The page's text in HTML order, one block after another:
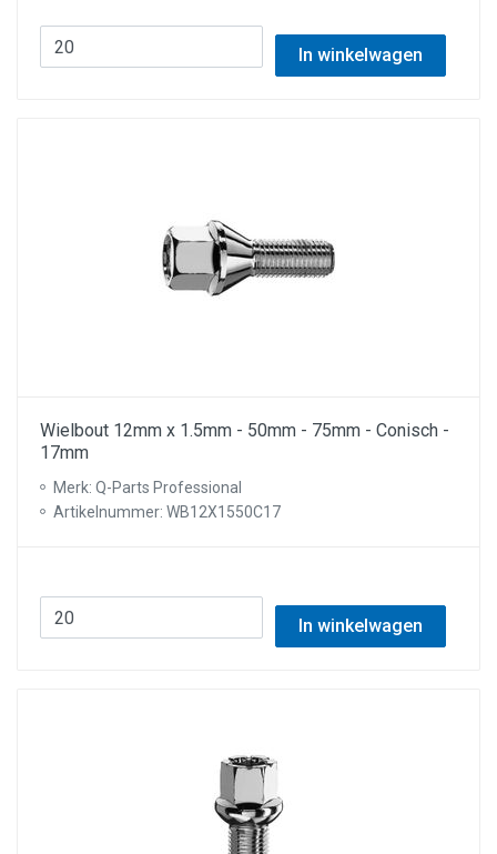
In winkelwagen
Wielbout 12mm x 1.5mm - 50mm - 75mm - Conisch -
17mm
Merk: Q-Parts Professional
Artikelnummer: WB12X1550C17
In winkelwagen